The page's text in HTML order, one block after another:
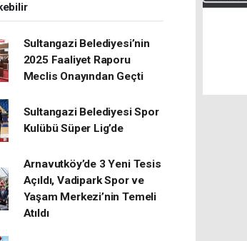
Sultangazi Belediyesi’nin
2025 Faaliyet Raporu
Meclis Onayından Geçti
Sultangazi Belediyesi Spor
Kulübü Süper Lig’de
Arnavutköy’de 3 Yeni Tesis
Açıldı, Vadipark Spor ve
Yaşam Merkezi’nin Temeli
Atıldı